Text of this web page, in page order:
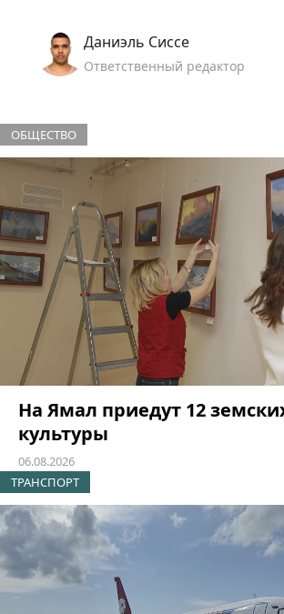
Даниэль Сиссе
Ответственный редактор
ОБЩЕСТВО
На Ямал приедут 12
культуры
06.08.2026
ТРАНСПОРТ